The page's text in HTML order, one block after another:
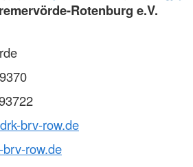
Rotenburg e.V.
brv-row.de
row.de